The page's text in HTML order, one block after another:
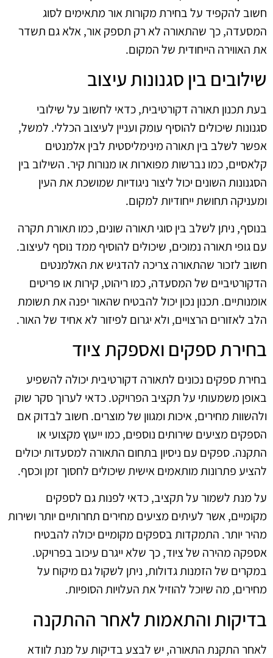
חשוב להקפיד על בחירת מקורות אור מתאימים לסוג
המסעדה, כך שהתאורה לא רק תספק אור, אלא גם תשדר
את האווירה הייחודית של המקום.
שילובים בין סגנונות עיצוב
בעת תכנון תאורה דקורטיבית, כדאי לחשוב על שילובי
סגנונות שיכולים להוסיף עומק ועניין לעיצוב הכללי. למשל,
אפשר לשלב בין תאורה מינימליסטית לבין אלמנטים
קלאסיים, כמו נברשות מפוארות או מנורות קיר. השילוב בין
הסגנונות השונים יכול ליצור ניגודיות שמושכת את העין
ומעניקה תחושת ייחודיות למקום.
בנוסף, ניתן לשלב בין סוגי תאורה שונים, כמו תאורת תקרה
עם גופי תאורה נמוכים, שיכולים להוסיף ממד נוסף לעיצוב.
חשוב לזכור שהתאורה צריכה להדגיש את האלמנטים
הדקורטיביים של המסעדה, כמו ריהוט, קירות או פריטים
אומנותיים. תכנון נכון יכול להבטיח שהאור יפנה את תשומת
הלב לאזורים הרצויים, ולא יגרום לפיזור לא אחיד של האור.
בחירת ספקים ואספקת ציוד
בחירת ספקים נכונים לתאורה דקורטיבית יכולה להשפיע
באופן משמעותי על תקציב הפרויקט. כדאי לערוך סקר שוק
ולהשוות מחירים, איכות ומגוון של מוצרים. חשוב לבדוק אם
הספקים מציעים שירותים נוספים, כמו ייעוץ מקצועי או
התקנה. ספקים עם ניסיון בתחום התאורה למסעדות יכולים
להציע פתרונות מותאמים אישית שיכולים לחסוך זמן וכסף.
על מנת לשמור על תקציב, כדאי לפנות גם לספקים
מקומיים, אשר לעיתים מציעים מחירים תחרותיים יותר ושירות
מהיר יותר. התמקדות בספקים מקומיים יכולה להבטיח
אספקה מהירה של ציוד, כך שלא ייגרם עיכוב בפרויקט.
במקרים של הזמנות גדולות, ניתן לשקול גם מיקוח על
מחירים, מה שיוכל להוזיל את העלויות הסופיות.
בדיקות והתאמות לאחר ההתקנה
לאחר התקנת התאורה, יש לבצע בדיקות על מנת לוודא